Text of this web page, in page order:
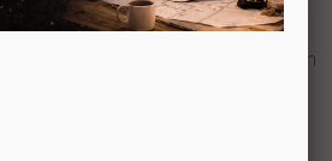
dat maakt de Altech Max
Door het stalen frame en
de Altech Max het strakste
Met een vermogen van
Max geschikt om zowel kleinere
te voorzien van zijn heerlijke
het brede raam van de MAX W
op het vlammenspel.